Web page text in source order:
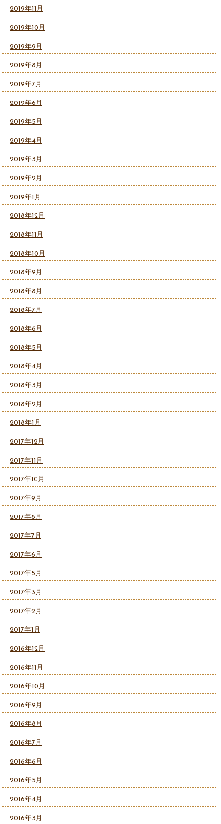
2019年11月
2019年10月
2019年9月
2019年8月
2019年7月
2019年6月
2019年5月
2019年4月
2019年3月
2019年2月
2019年1月
2018年12月
2018年11月
2018年10月
2018年9月
2018年8月
2018年7月
2018年6月
2018年5月
2018年4月
2018年3月
2018年2月
2018年1月
2017年12月
2017年11月
2017年10月
2017年9月
2017年8月
2017年7月
2017年6月
2017年5月
2017年3月
2017年2月
2017年1月
2016年12月
2016年11月
2016年10月
2016年9月
2016年8月
2016年7月
2016年6月
2016年5月
2016年4月
2016年3月